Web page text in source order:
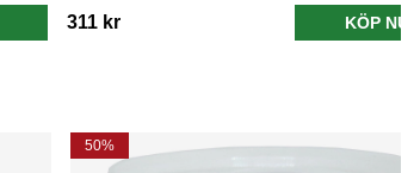
311 kr KÖP NU
50%